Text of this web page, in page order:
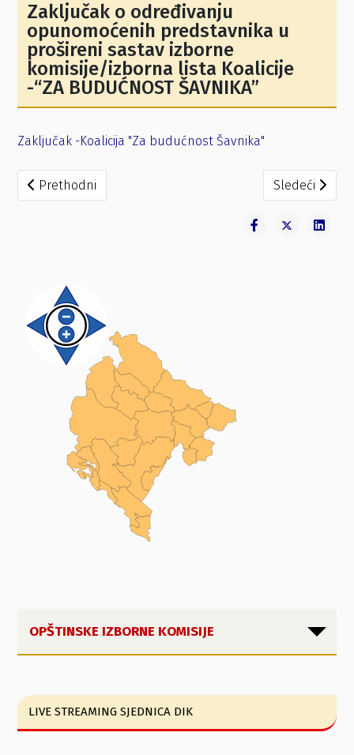
Zaključak o određivanju
opunomoćenih predstavnika u
prošireni sastav izborne
komisije/izborna lista Koalicije
-“ZA BUDUĆNOST ŠAVNIKA”
Zaključak -Koalicija "Za budućnost Šavnika"
Prethodni članak: Zaključak o određivanju
Prethodni Sledeći
Sledeći
OPŠTINSKE IZBORNE KOMISIJE
LIVE STREAMING SJEDNICA DIK